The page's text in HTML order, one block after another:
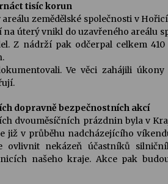
tisíc korun
zemědělské společnosti v
úterý vnikl do uzavřeného areálu
Z nádrží pak odčerpal celkem
Ve věci zahájili
dopravně bezpečnostních akcí
dvouměsíčních prázdnin byla v
již v průběhu nadcházejícího
ovlivnit nekázeň účastníků
našeho kraje. Akce pak